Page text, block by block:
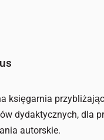
księgarnia
autorskie.